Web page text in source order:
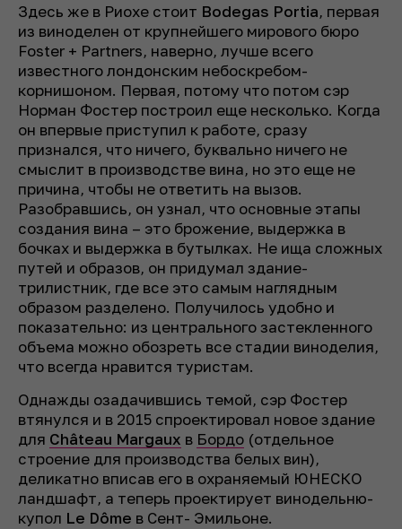
Здесь же в Риохе стоит Bodegas Portia, первая
из виноделен от крупнейшего мирового бюро
Foster + Partners, наверно, лучше всего
известного лондонским небоскребом-
корнишоном. Первая, потому что потом сэр
Норман Фостер построил еще несколько. Когда
он впервые приступил к работе, сразу
признался, что ничего, буквально ничего не
смыслит в производстве вина, но это еще не
причина, чтобы не ответить на вызов.
Разобравшись, он узнал, что основные этапы
создания вина – это брожение, выдержка в
бочках и выдержка в бутылках. Не ища сложных
путей и образов, он придумал здание-
трилистник, где все это самым наглядным
образом разделено. Получилось удобно и
показательно: из центрального застекленного
объема можно обозреть все стадии виноделия,
что всегда нравится туристам.
Однажды озадачившись темой, сэр Фостер
втянулся и в 2015 спроектировал новое здание
для Château Margaux в Бордо (отдельное
строение для производства белых вин),
деликатно вписав его в охраняемый ЮНЕСКО
ландшафт, а теперь проектирует винодельню-
купол Le Dôme в Сент- Эмильоне.